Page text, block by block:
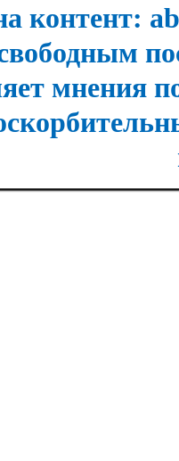
контент:
мнения